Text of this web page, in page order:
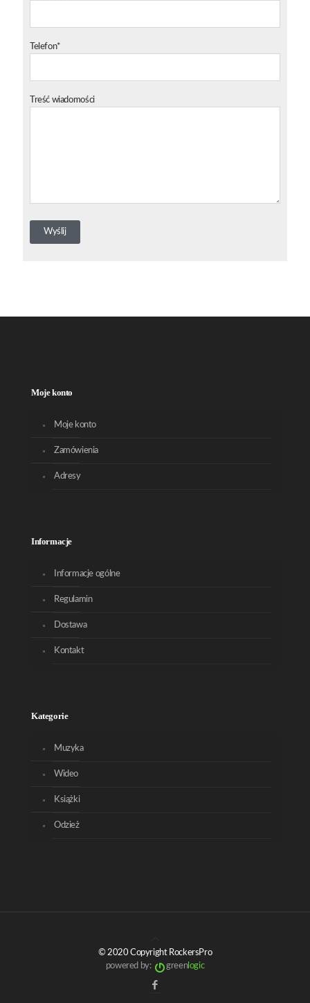
Telefon*
Treść wiadomości
Moje konto
Moje konto
Zamówienia
Adresy
Informacje
Informacje ogólne
Regulamin
Dostawa
Kontakt
Kategorie
Muzyka
Wideo
Książki
Odzież
© 2020 Copyright RockersPro
powered by:
greenlogic